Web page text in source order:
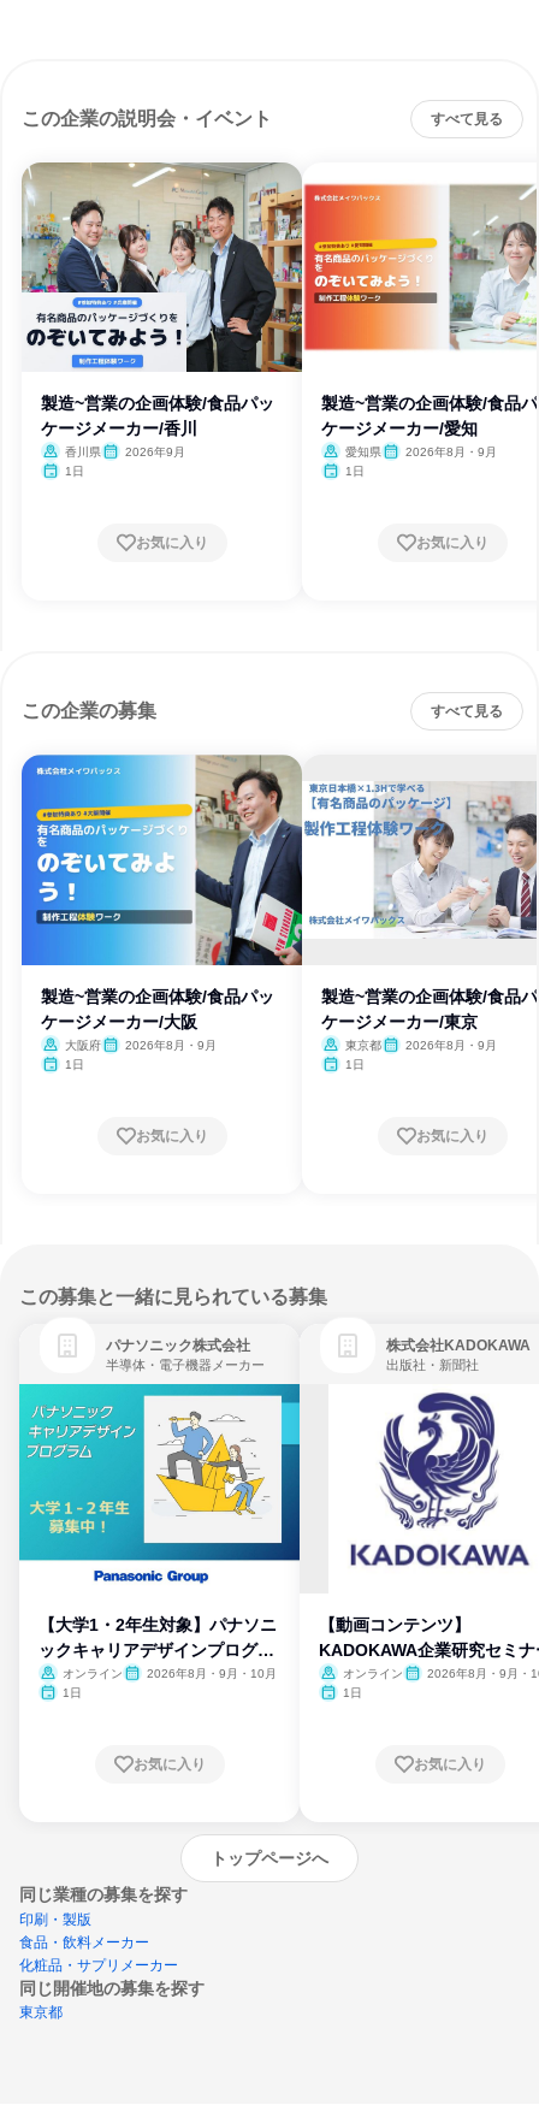
この企業の説明会・イベント すべて見る
製造~営業の企画体験/食品パッ
ケージメーカー/香川
香川県
2026年9月
1日
お気に入り
製造~営業の企画体験/食品
ケージメーカー/愛知
愛知県
2026年8月・9月
1日
お気に入り
この企業の募集 すべて見る
製造~営業の企画体験/食品パッ
ケージメーカー/大阪
大阪府
2026年8月・9月
1日
お気に入り
製造~営業の企画体験/食品
ケージメーカー/東京
東京都
2026年8月・9月
1日
お気に入り
この募集と一緒に見られている募集
パナソニック株式会社
半導体・電子機器メーカー
【大学1・2年生対象】パナソニ
ックキャリアデザインプログラ
ム
オンライン
2026年8月・9月・10月
1日
お気に入り
株式会社KADOKAWA
出版社・新聞社
【動画コンテンツ】
KADOKAWA企業研究セミナ
オンライン
2026年8月・9月・
1日
お気に入り
トップページへ
同じ業種の募集を探す
印刷・製版
食品・飲料メーカー
化粧品・サプリメーカー
同じ開催地の募集を探す
東京都